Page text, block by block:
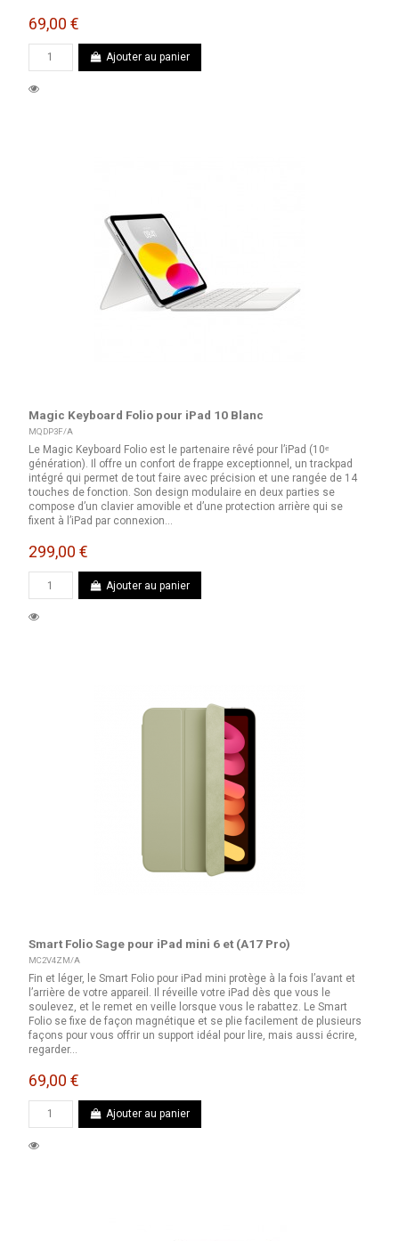
69,00 €
Ajouter au panier
Magic Keyboard Folio pour iPad 10 Blanc
MQDP3F/A
Le Magic Keyboard Folio est le partenaire rêvé pour l’iPad (10ᵉ
génération). Il offre un confort de frappe exceptionnel, un trackpad
intégré qui permet de tout faire avec précision et une rangée de 14
touches de fonction. Son design modulaire en deux parties se
compose d’un clavier amovible et d’une protection arrière qui se
fixent à l’iPad par connexion...
299,00 €
Ajouter au panier
Smart Folio Sage pour iPad mini 6 et (A17 Pro)
MC2V4ZM/A
Fin et léger, le Smart Folio pour iPad mini protège à la fois l’avant et
l’arrière de votre appareil. Il réveille votre iPad dès que vous le
soulevez, et le remet en veille lorsque vous le rabattez. Le Smart
Folio se fixe de façon magnétique et se plie facilement de plusieurs
façons pour vous offrir un support idéal pour lire, mais aussi écrire,
regarder...
69,00 €
Ajouter au panier